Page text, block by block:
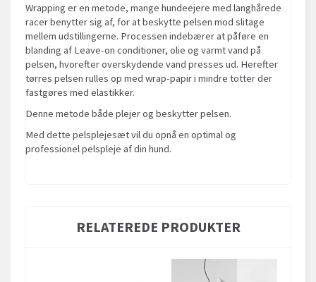
Wrapping er en metode, mange hundeejere med langhårede
racer benytter sig af, for at beskytte pelsen mod slitage
mellem udstillingerne. Processen indebærer at påføre en
blanding af Leave-on conditioner, olie og varmt vand på
pelsen, hvorefter overskydende vand presses ud. Herefter
tørres pelsen rulles op med wrap-papir i mindre totter der
fastgøres med elastikker.
Denne metode både plejer og beskytter pelsen.
Med dette pelsplejesæt vil du opnå en optimal og
professionel pelspleje af din hund.
RELATEREDE PRODUKTER